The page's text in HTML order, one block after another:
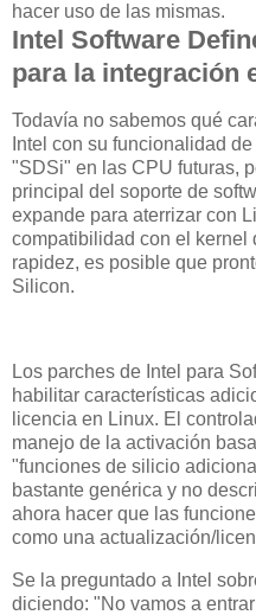
hacer uso de las mismas.
Intel Software
para la integración
Todavía no sabemos qué
Intel con su funcionalidad
"SDSi" en las CPU futuras,
principal del soporte de
expande para aterrizar con
compatibilidad con el kernel
rapidez, es posible que
Silicon.
Los parches de Intel para
habilitar características
licencia en Linux. El
manejo de la activación
"funciones de silicio
bastante genérica y no
ahora hacer que las
como una actualización/
Se la preguntado a Intel
diciendo: "No vamos a